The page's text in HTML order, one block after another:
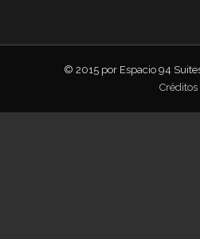
© 2015 por Espacio 94
Créditos